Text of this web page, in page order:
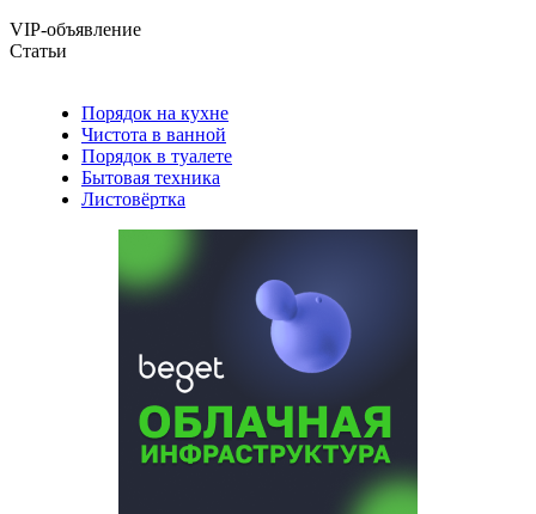
VIP-объявление
Статьи
Порядок на кухне
Чистота в ванной
Порядок в туалете
Бытовая техника
Листовёртка